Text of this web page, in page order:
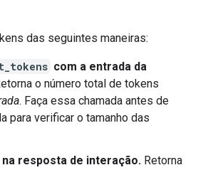
das seguintes maneiras:
com a entrada da
o número total de tokens
. Faça essa chamada antes de
para verificar o tamanho das
na resposta de interação. Retorna